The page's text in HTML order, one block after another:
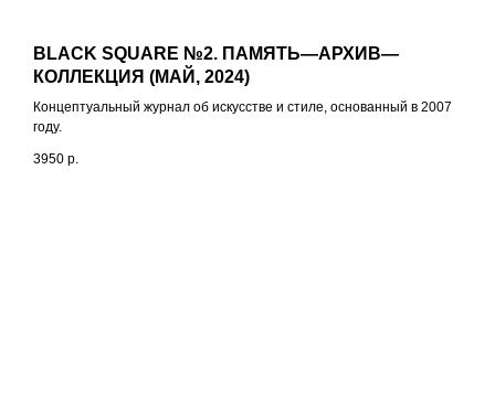
BLACK SQUARE №2. ПАМЯТЬ—АРХИВ—
КОЛЛЕКЦИЯ (МАЙ, 2024)
Концептуальный журнал об искусстве и стиле, основанный в 2007
году.
3950 р.